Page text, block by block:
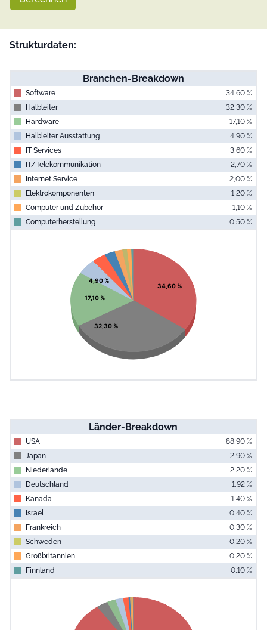
Strukturdaten:
Branchen-Breakdown
Software
34,60 %
Halbleiter
32,30 %
Hardware
17,10 %
Halbleiter Ausstattung
4,90 %
IT Services
3,60 %
IT/ Telekommunikation
2,70 %
Internet Service
2,00 %
Elektrokomponenten
1,20 %
Computer und Zubehör
1,10 %
Computerherstellung
0,50 %
Pie chart with 10 slices.
View as data table, Chart
34,60 %
32,30 %
17,10 %
4,90 %
Länder-Breakdown
USA
88,90 %
Japan
2,90 %
Niederlande
2,20 %
Deutschland
1,92 %
Kanada
1,40 %
Israel
0,40 %
Frankreich
0,30 %
Schweden
0,20 %
Großbritannien
0,20 %
Finnland
0,10 %
Pie chart with 10 slices.
View as data table, Chart